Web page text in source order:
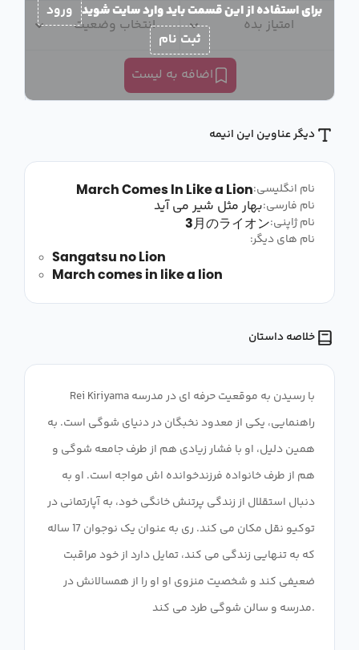
امتیاز بده انتخاب وضعیت
اضافه به لیست
برای استفاده از این قسمت باید وارد سایت شوید ورود
ثبت نام
دیگر عناوین این انیمه
نام انگلیسی:March Comes In Like a Lion
نام فارسی:بهار مثل شیر می آید
نام ژاپنی:3月のライオン
نام های دیگر:
Sangatsu no Lion
March comes in like a lion
خلاصه داستان
Rei Kiriyama با رسیدن به موقعیت حرفه ای در مدرسه
راهنمایی، یکی از معدود نخبگان در دنیای شوگی است. به
همین دلیل، او با فشار زیادی هم از طرف جامعه شوگی و
هم از طرف خانواده فرزندخوانده اش مواجه است. او به
دنبال استقلال از زندگی پرتنش خانگی خود، به آپارتمانی در
توکیو نقل مکان می کند. ری به عنوان یک نوجوان 17 ساله
که به تنهایی زندگی می کند، تمایل دارد از خود مراقبت
ضعیفی کند و شخصیت منزوی او او را از همسالانش در
مدرسه و سالن شوگی طرد می کند.